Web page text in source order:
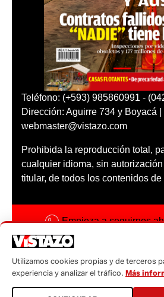
Teléfono: (+593) 985860991 -
Dirección: Aguirre 734 y Boyacá |
webmaster@vistazo.com
Prohibida la reproducción total,
cualquier idioma, sin
titular, de todos los contenidos de
Empieza a seguirnos
Código ética
Sugerencias a:
Utilizamos cookies propias y de terceros
experiencia y analizar el tráfico. Más